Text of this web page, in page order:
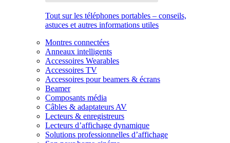
Tout sur les téléphones portables – conseils,
astuces et autres informations utiles
Montres connectées
Anneaux intelligents
Accessoires Wearables
Accessoires TV
Accessoires pour beamers & écrans
Beamer
Composants média
Câbles & adaptateurs AV
Lecteurs & enregistreurs
Lecteurs d’affichage dynamique
Solutions professionnelles d’affichage